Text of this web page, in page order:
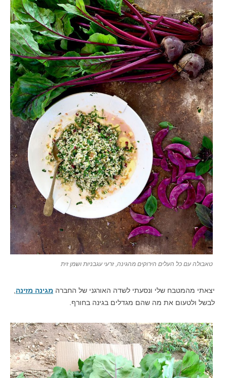
טאבולה עם כל העלים הירוקים מהגינה, זרעי עגבניות ושמן זית
יצאתי מהמטבח שלי ונסעתי לשדה האורגני של החברה מגינה מזינה,
לבשל ולטעום את מה שהם מגדלים בגינה בחורף.